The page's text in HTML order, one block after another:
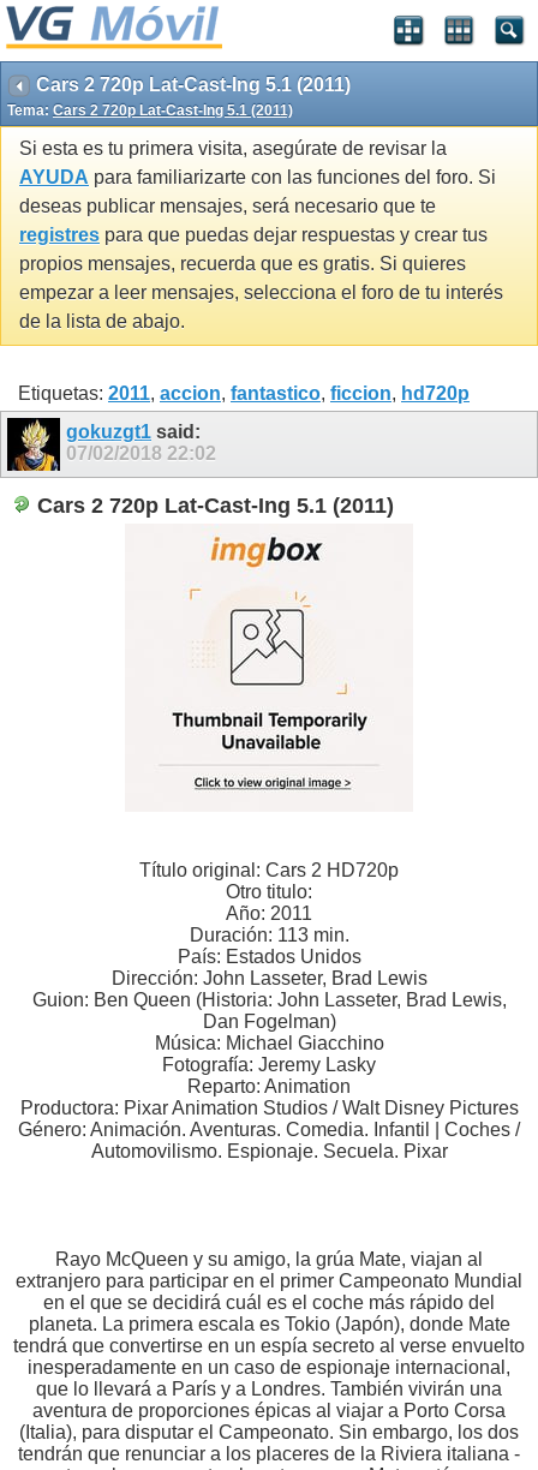
Cars 2 720p Lat-Cast-Ing 5.1 (2011)
Tema: Cars 2 720p Lat-Cast-Ing 5.1 (2011)
Si esta es tu primera visita, asegúrate de revisar la
AYUDA para familiarizarte con las funciones del foro. Si
deseas publicar mensajes, será necesario que te
registres para que puedas dejar respuestas y crear tus
propios mensajes, recuerda que es gratis. Si quieres
empezar a leer mensajes, selecciona el foro de tu interés
de la lista de abajo.
Etiquetas: 2011, accion, fantastico, ficcion, hd720p
gokuzgt1 said:
07/02/2018 22:02
Cars 2 720p Lat-Cast-Ing 5.1 (2011)
Título original: Cars 2 HD720p
Otro titulo:
Año: 2011
Duración: 113 min.
País: Estados Unidos
Dirección: John Lasseter, Brad Lewis
Guion: Ben Queen (Historia: John Lasseter, Brad Lewis,
Dan Fogelman)
Música: Michael Giacchino
Fotografía: Jeremy Lasky
Reparto: Animation
Productora: Pixar Animation Studios / Walt Disney Pictures
Género: Animación. Aventuras. Comedia. Infantil | Coches /
Automovilismo. Espionaje. Secuela. Pixar
Rayo McQueen y su amigo, la grúa Mate, viajan al
extranjero para participar en el primer Campeonato Mundial
en el que se decidirá cuál es el coche más rápido del
planeta. La primera escala es Tokio (Japón), donde Mate
tendrá que convertirse en un espía secreto al verse envuelto
inesperadamente en un caso de espionaje internacional,
que lo llevará a París y a Londres. También vivirán una
aventura de proporciones épicas al viajar a Porto Corsa
(Italia), para disputar el Campeonato. Sin embargo, los dos
tendrán que renunciar a los placeres de la Riviera italiana -